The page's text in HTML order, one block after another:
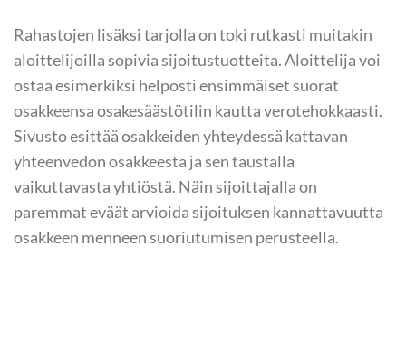
Rahastojen lisäksi tarjolla on toki rutkasti muitakin
aloittelijoilla sopivia sijoitustuotteita. Aloittelija voi
ostaa esimerkiksi helposti ensimmäiset suorat
osakkeensa osakesäästötilin kautta verotehokkaasti.
Sivusto esittää osakkeiden yhteydessä kattavan
yhteenvedon osakkeesta ja sen taustalla
vaikuttavasta yhtiöstä. Näin sijoittajalla on
paremmat eväät arvioida sijoituksen kannattavuutta
osakkeen menneen suoriutumisen perusteella.